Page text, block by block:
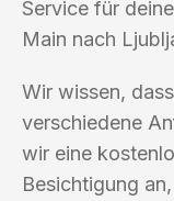
Service für
Main nach
Wir wissen,
verschiedene
wir eine
Besichtigung